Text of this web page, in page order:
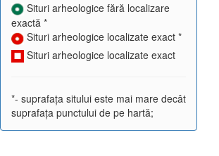
Situri arheologice fără localizare
exactă *
Situri arheologice localizate exact *
Situri arheologice localizate exact
*- suprafața sitului este mai mare decât
suprafața punctului de pe hartă;